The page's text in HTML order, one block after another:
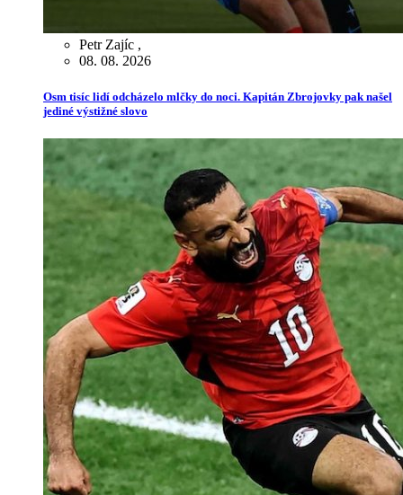
Petr Zajíc ,
08. 08. 2026
Osm tisíc lidí odcházelo mlčky do noci. Kapitán Zbrojovky pak našel
jediné výstižné slovo